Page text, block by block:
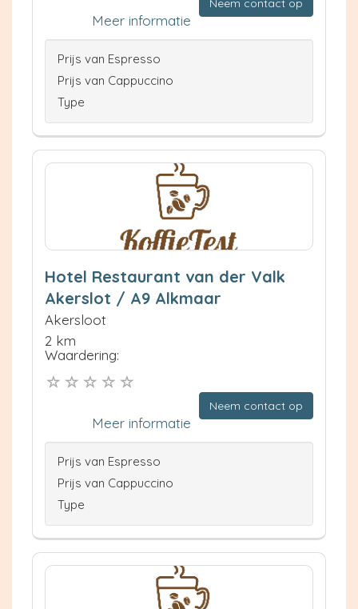
Neem contact op
Meer informatie
Prijs van Espresso
Prijs van Cappuccino
Type
Hotel Restaurant van der Valk
Akerslot / A9 Alkmaar
Akersloot
2 km
Waardering:
Neem contact op
Meer informatie
Prijs van Espresso
Prijs van Cappuccino
Type